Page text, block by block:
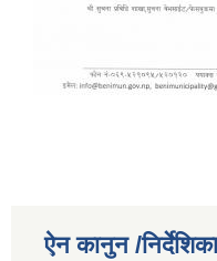
ऐन कानुन /निर्देशिका